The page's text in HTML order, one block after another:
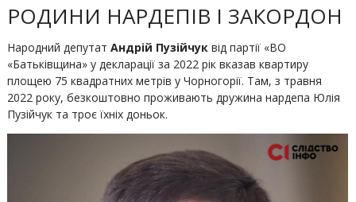
РОДИНИ НАРДЕПІВ І ЗАКОРДОН
Народний депутат Андрій Пузійчук від партії «ВО
«Батьківщина» у декларації за 2022 рік вказав квартиру
площею 75 квадратних метрів у Чорногорії. Там, з травня
2022 року, безкоштовно проживають дружина нардепа Юлія
Пузійчук та троє їхніх доньок.